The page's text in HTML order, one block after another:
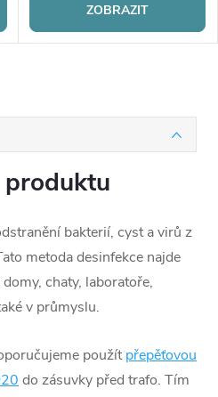
bakterií, cyst a virů z
metoda desinfekce najde
chaty, laboratoře,
v průmyslu.
použítpřepěťovou
do zásuvky před trafo. Tím
ZOBRAZIT